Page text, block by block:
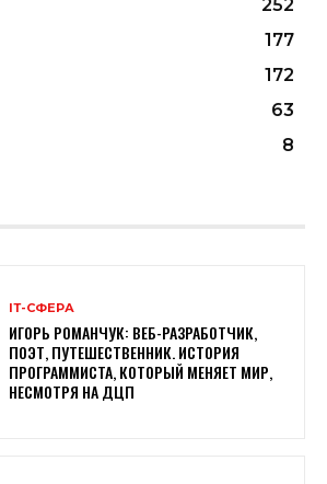
252
177
172
63
8
ІТ-СФЕРА
ИГОРЬ РОМАНЧУК: ВЕБ-РАЗРАБОТЧИК,
ПОЭТ, ПУТЕШЕСТВЕННИК. ИСТОРИЯ
ПРОГРАММИСТА, КОТОРЫЙ МЕНЯЕТ МИР,
НЕСМОТРЯ НА ДЦП